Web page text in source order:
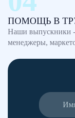
ПОМОЩЬ В
Наши выпускники
менеджеры,